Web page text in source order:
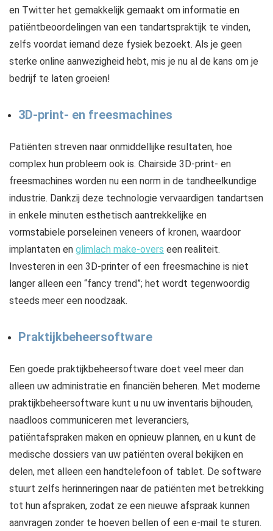
en Twitter het gemakkelijk gemaakt om informatie en
patiëntbeoordelingen van een tandartspraktijk te vinden,
zelfs voordat iemand deze fysiek bezoekt. Als je geen
sterke online aanwezigheid hebt, mis je nu al de kans om je
bedrijf te laten groeien!
3D-print- en freesmachines
Patiënten streven naar onmiddellijke resultaten, hoe
complex hun probleem ook is. Chairside 3D-print- en
freesmachines worden nu een norm in de tandheelkundige
industrie. Dankzij deze technologie vervaardigen tandartsen
in enkele minuten esthetisch aantrekkelijke en
vormstabiele porseleinen veneers of kronen, waardoor
implantaten en glimlach make-overs een realiteit.
Investeren in een 3D-printer of een freesmachine is niet
langer alleen een “fancy trend”; het wordt tegenwoordig
steeds meer een noodzaak.
Praktijkbeheersoftware
Een goede praktijkbeheersoftware doet veel meer dan
alleen uw administratie en financiën beheren. Met moderne
praktijkbeheersoftware kunt u nu uw inventaris bijhouden,
naadloos communiceren met leveranciers,
patiëntafspraken maken en opnieuw plannen, en u kunt de
medische dossiers van uw patiënten overal bekijken en
delen, met alleen een handtelefoon of tablet. De software
stuurt zelfs herinneringen naar de patiënten met betrekking
tot hun afspraken, zodat ze een nieuwe afspraak kunnen
aanvragen zonder te hoeven bellen of een e-mail te sturen.